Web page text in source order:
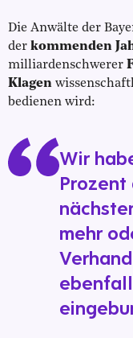
Die Anwälte der
der kommenden
milliardenschwerer
Klagen
bedienen wird:
Wir
mehr